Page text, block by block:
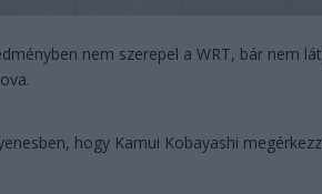
nem szerepel a WRT, bár nem
hogy Kamui Kobayashi